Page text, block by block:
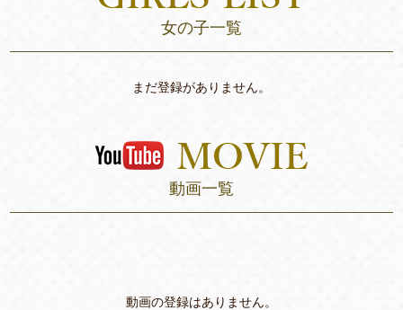
女の子一覧
まだ登録がありません。
動画一覧
動画の登録はありません。